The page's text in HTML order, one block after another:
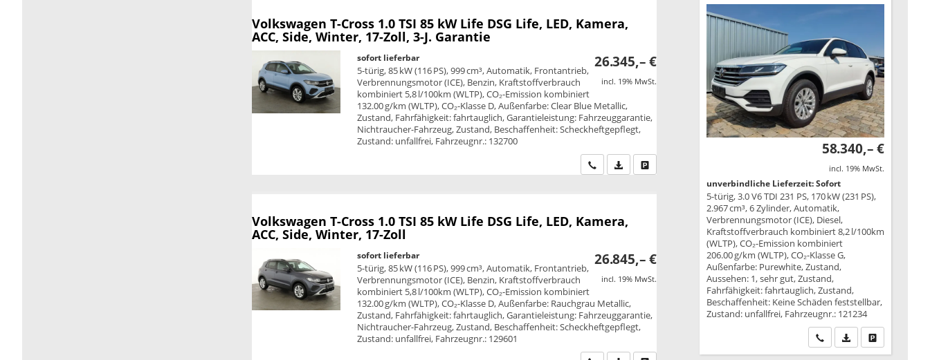
Volkswagen T-Cross 1.0 TSI 85 kW Life DSG Life, LED, Kamera,
ACC, Side, Winter, 17-Zoll, 3-J. Garantie
26.345,– €
incl. 19% MwSt.
sofort lieferbar
5-türig, 85 kW (116 PS), 999 cm³, Automatik, Frontantrieb,
Verbrennungsmotor (ICE), Benzin, Kraftstoffverbrauch
kombiniert 5,8 l/100km (WLTP), CO₂-Emission kombiniert
132.00 g/km (WLTP), CO₂-Klasse D, Außenfarbe: Clear Blue Metallic,
Zustand, Fahrfähigkeit: fahrtauglich, Garantieleistung: Fahrzeuggarantie,
Nichtraucher-Fahrzeug, Zustand, Beschaffenheit: Scheckheftgepflegt,
Zustand: unfallfrei, Fahrzeugnr.: 132700
Wir rufen Sie anPDF-Datei, Fahrzeugexposé drucken
Volkswagen T-Cross 1.0 TSI 85 kW Life DSG Life, LED, Kamera,
ACC, Side, Winter, 17-Zoll
26.845,– €
incl. 19% MwSt.
sofort lieferbar
5-türig, 85 kW (116 PS), 999 cm³, Automatik, Frontantrieb,
Verbrennungsmotor (ICE), Benzin, Kraftstoffverbrauch
kombiniert 5,8 l/100km (WLTP), CO₂-Emission kombiniert
132.00 g/km (WLTP), CO₂-Klasse D, Außenfarbe: Rauchgrau Metallic,
Zustand, Fahrfähigkeit: fahrtauglich, Garantieleistung: Fahrzeuggarantie,
Nichtraucher-Fahrzeug, Zustand, Beschaffenheit: Scheckheftgepflegt,
Zustand: unfallfrei, Fahrzeugnr.: 129601
58.340,– €
incl. 19% MwSt.
unverbindliche Lieferzeit: Sofort
5-türig, 3.0 V6 TDI 231 PS, 170 kW (231 PS),
2.967 cm³, 6 Zylinder, Automatik,
Verbrennungsmotor (ICE), Diesel,
Kraftstoffverbrauch kombiniert 8,2 l/100km
(WLTP), CO₂-Emission kombiniert
206.00 g/km (WLTP), CO₂-Klasse G,
Außenfarbe: Purewhite, Zustand,
Aussehen: 1, sehr gut, Zustand,
Fahrfähigkeit: fahrtauglich, Zustand,
Beschaffenheit: Keine Schäden feststellbar,
Zustand: unfallfrei, Fahrzeugnr.: 121234
Wir rufen Sie an
PDF-Datei,Drucken,